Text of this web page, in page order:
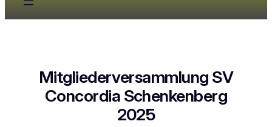
Mitgliederversammlung SV
Concordia Schenkenberg
2025